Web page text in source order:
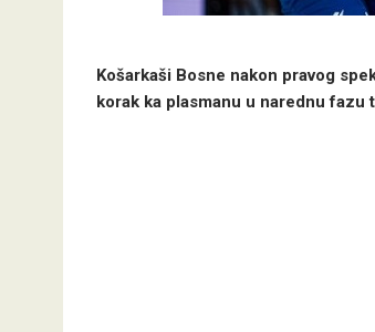
Košarkaši Bosne nakon pravog
korak ka plasmanu u narednu